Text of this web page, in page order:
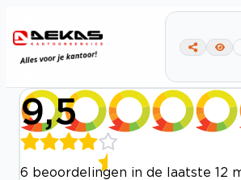
9,5
6 beoordelingen in de laatste 12